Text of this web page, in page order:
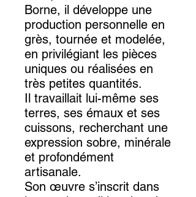
Borne, il développe une
production personnelle en
grès, tournée et modelée,
en privilégiant les pièces
uniques ou réalisées en
très petites quantités.
Il travaillait lui-même ses
terres, ses émaux et ses
cuissons, recherchant une
expression sobre, minérale
et profondément
artisanale.
Son œuvre s’inscrit dans